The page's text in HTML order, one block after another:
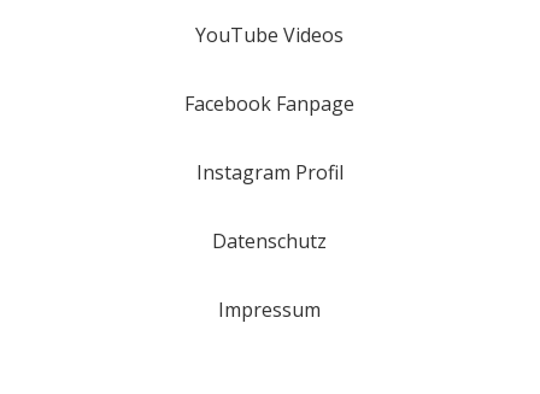
YouTube Videos
Facebook Fanpage
Instagram Profil
Datenschutz
Impressum